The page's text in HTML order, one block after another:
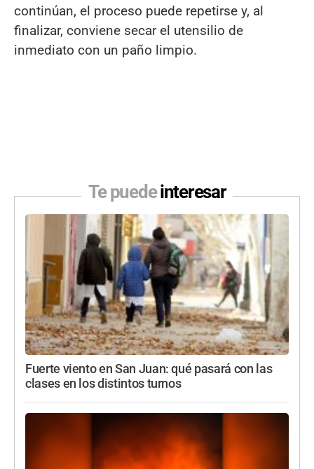
continúan, el proceso puede repetirse y, al
finalizar, conviene secar el utensilio de
inmediato con un paño limpio.
Te puedeinteresar
Fuerte viento en San Juan: qué pasará con las
clases en los distintos turnos